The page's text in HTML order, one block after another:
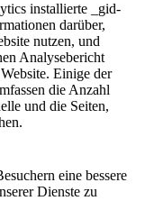
installierte _gid-
darüber,
nutzen, und
Analysebericht
Einige der
die Anzahl
und die Seiten,
eine bessere
Dienste zu